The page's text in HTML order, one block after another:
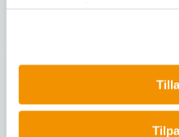
60122000056|RET